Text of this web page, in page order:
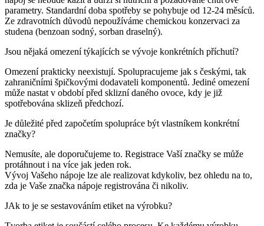
parametry. Standardní doba spotřeby se pohybuje od 12-24 měsíců.
Ze zdravotních důvodů nepoužíváme chemickou konzervaci za
studena (benzoan sodný, sorban draselný).
Jsou nějaká omezení týkajících se vývoje konkrétních příchutí?
Omezení prakticky neexistují. Spolupracujeme jak s českými, tak
zahraničními špičkovými dodavateli komponentů. Jediné omezení
může nastat v období před sklizní daného ovoce, kdy je již
spotřebována sklizeň předchozí.
Je důležité před započetím spolupráce být vlastníkem konkrétní
značky?
Nemusíte, ale doporučujeme to. Registrace Vaší značky se může
protáhnout i na více jak jeden rok.
Vývoj Vašeho nápoje lze ale realizovat kdykoliv, bez ohledu na to,
zda je Vaše značka nápoje registrována či nikoliv.
JAk to je se sestavováním etiket na výrobku?